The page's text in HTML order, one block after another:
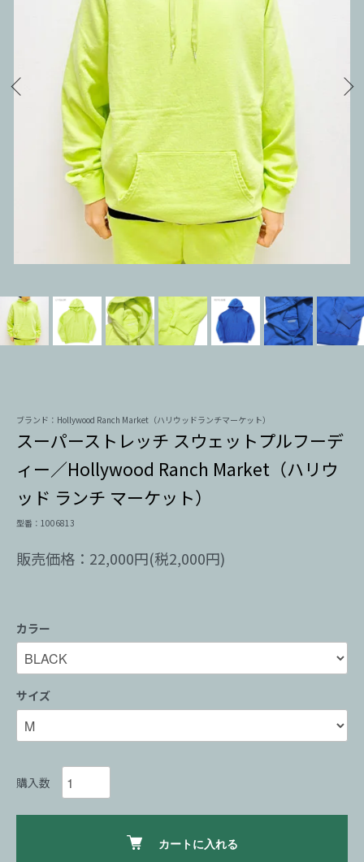
ブランド：Hollywood Ranch Market（ハリウッドランチマーケット）
スーパーストレッチ スウェットプルフーデ
ィー／Hollywood Ranch Market（ハリウ
ッド ランチ マーケット）
型番：1006813
販売価格：22,000円(税2,000円)
カラー
サイズ
購入数
カートに入れる